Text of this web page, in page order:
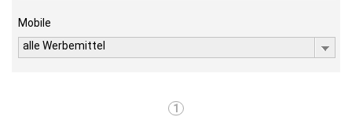
Mobile
alle Werbemittel
1